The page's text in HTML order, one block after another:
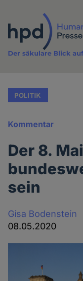
Inhalt
Der säkulare Blick
POLITIK
Kommentar
Der 8.
sein
Gisa Bodenstein
08.05.2020